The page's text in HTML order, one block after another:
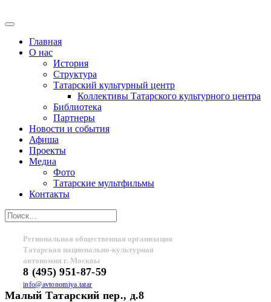
Главная
О нас
История
Структура
Татарский культурный центр
Коллективы Татарского культурного центра
Библиотека
Партнеры
Новости и события
Афиша
Проекты
Медиа
Фото
Татарские мультфильмы
Контакты
Региональная общественная организация
Татарская национально-культурная
автономия г. Москвы
8 (495) 951-87-59
info@avtonomiya.tatar
Малый Татарский пер., д.8